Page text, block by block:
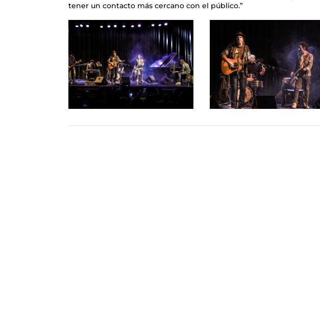
tener un contacto más cercano con el público.”